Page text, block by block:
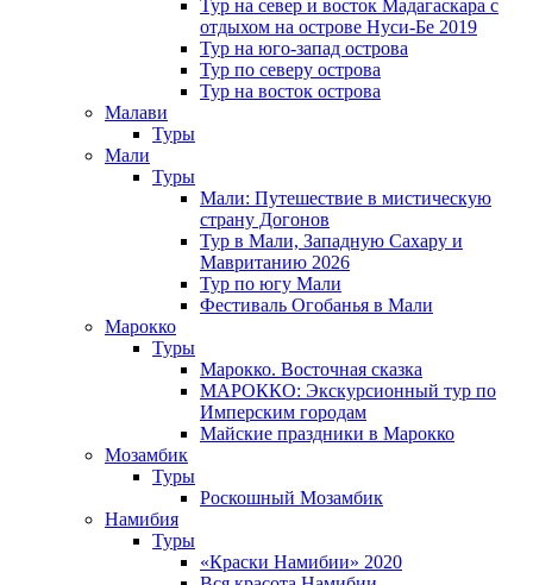
Тур на север и восток Мадагаскара с
отдыхом на острове Нуси-Бе 2019
Тур на юго-запад острова
Тур по северу острова
Тур на восток острова
Малави
Туры
Мали
Туры
Мали: Путешествие в мистическую
страну Догонов
Тур в Мали, Западную Сахару и
Мавританию 2026
Тур по югу Мали
Фестиваль Огобанья в Мали
Марокко
Туры
Марокко. Восточная сказка
МАРОККО: Экскурсионный тур по
Имперским городам
Майские праздники в Марокко
Мозамбик
Туры
Роскошный Мозамбик
Намибия
Туры
«Краски Намибии» 2020